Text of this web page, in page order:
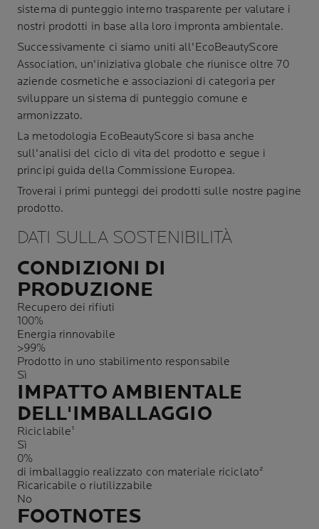
sistema di punteggio interno trasparente per valutare i
nostri prodotti in base alla loro impronta ambientale.
Successivamente ci siamo uniti all'EcoBeautyScore
Association, un'iniziativa globale che riunisce oltre 70
aziende cosmetiche e associazioni di categoria per
sviluppare un sistema di punteggio comune e
armonizzato.
La metodologia EcoBeautyScore si basa anche
sull'analisi del ciclo di vita del prodotto e segue i
principi guida della Commissione Europea.
Troverai i primi punteggi dei prodotti sulle nostre pagine
prodotto.
DATI SULLA SOSTENIBILITÀ
CONDIZIONI DI
PRODUZIONE
Recupero dei rifiuti
100%
Energia rinnovabile
>99%
Prodotto in uno stabilimento responsabile
Sì
IMPATTO AMBIENTALE
DELL'IMBALLAGGIO
Riciclabile¹
Sì
0%
di imballaggio realizzato con materiale riciclato²
Ricaricabile o riutilizzabile
No
FOOTNOTES